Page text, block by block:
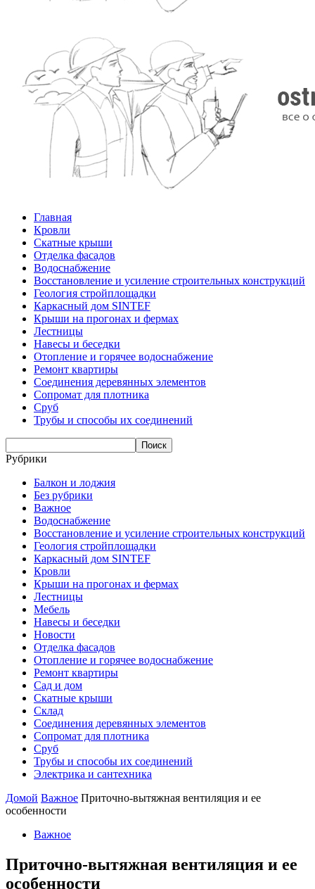
Главная
Кровли
Скатные крыши
Отделка фасадов
Водоснабжение
Восстановление и усиление строительных конструкций
Геология стройплощадки
Каркасный дом SINTEF
Крыши на прогонах и фермах
Лестницы
Навесы и беседки
Отопление и горячее водоснабжение
Ремонт квартиры
Соединения деревянных элементов
Сопромат для плотника
Сруб
Трубы и способы их соединений
Рубрики
Балкон и лоджия
Без рубрики
Важное
Водоснабжение
Восстановление и усиление строительных конструкций
Геология стройплощадки
Каркасный дом SINTEF
Кровли
Крыши на прогонах и фермах
Лестницы
Мебель
Навесы и беседки
Новости
Отделка фасадов
Отопление и горячее водоснабжение
Ремонт квартиры
Сад и дом
Скатные крыши
Склад
Соединения деревянных элементов
Сопромат для плотника
Сруб
Трубы и способы их соединений
Электрика и сантехника
Домой Важное Приточно-вытяжная вентиляция и ее
особенности
Важное
Приточно-вытяжная вентиляция и ее
особенности